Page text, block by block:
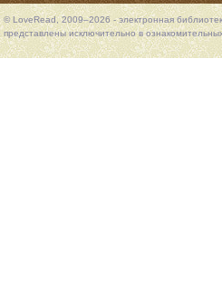
© LoveRead, 2009–2026 - электронная
представлены исключительно в